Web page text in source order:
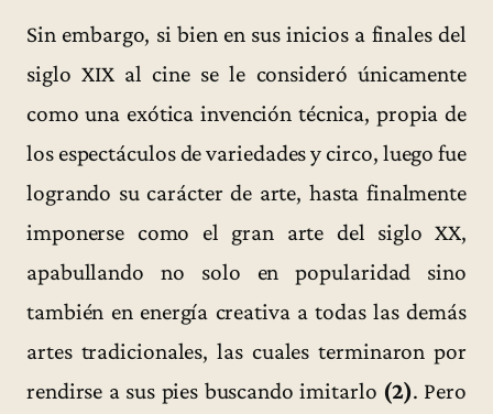
Sin embargo, si bien en sus inicios a finales del
siglo XIX al cine se le consideró únicamente
como una exótica invención técnica, propia de
los espectáculos de variedades y circo, luego fue
logrando su carácter de arte, hasta finalmente
imponerse como el gran arte del siglo XX,
apabullando no solo en popularidad sino
también en energía creativa a todas las demás
artes tradicionales, las cuales terminaron por
rendirse a sus pies buscando imitarlo (2). Pero